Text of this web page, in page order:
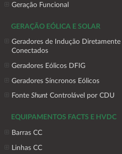
Geração Funcional
GERAÇÃO EÓLICA E SOLAR
Geradores de Indução Diretamente
Conectados
Geradores Eólicos DFIG
Geradores Síncronos Eólicos
FonteShunt Controlável por CDU
EQUIPAMENTOS FACTS E HVDC
Barras CC
Linhas CC